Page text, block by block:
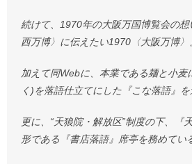
続けて、1970年の大阪万国博覧会の
西万博〉に伝えたい1970〈大阪万博〉
加えて同Webに、本業である麺と小麦
く)を落語仕立てにした『こな落語』
更に、“天狼院・解放区”制度の下、『
形である『書店落語』席亭を務めてい